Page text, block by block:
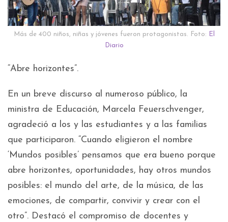
Más de 400 niños, niñas y jóvenes fueron protagonistas. Foto:
El
Diario
“Abre horizontes”.
En un breve discurso al numeroso público, la
ministra de Educación, Marcela Feuerschvenger,
agradeció a los y las estudiantes y a las familias
que participaron. “Cuando eligieron el nombre
‘Mundos posibles’ pensamos que era bueno porque
abre horizontes, oportunidades, hay otros mundos
posibles: el mundo del arte, de la música, de las
emociones, de compartir, convivir y crear con el
otro”. Destacó el compromiso de docentes y